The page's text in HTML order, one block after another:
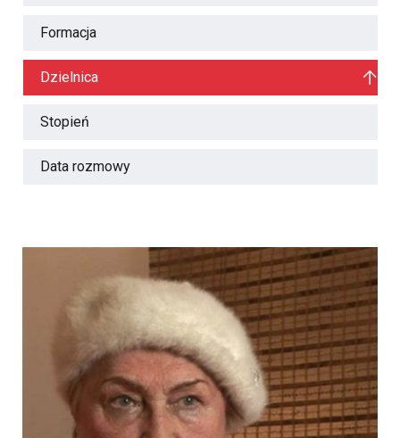
Formacja
Dzielnica
Stopień
Data rozmowy